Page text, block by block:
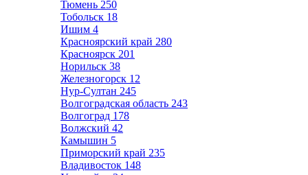
Тюмень 250
Тобольск 18
Ишим 4
Красноярский край 280
Красноярск 201
Норильск 38
Железногорск 12
Нур-Султан 245
Волгоградская область 243
Волгоград 178
Волжский 42
Камышин 5
Приморский край 235
Владивосток 148